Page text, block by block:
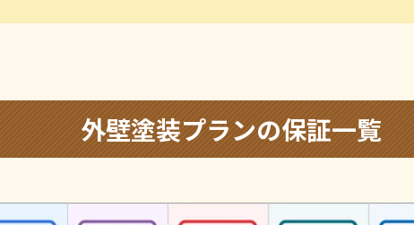
外壁塗装プランの保証一覧